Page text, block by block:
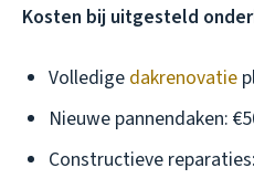
Kosten bij uitgesteld
Volledige dakrenovatie
Nieuwe pannendaken:
Constructieve